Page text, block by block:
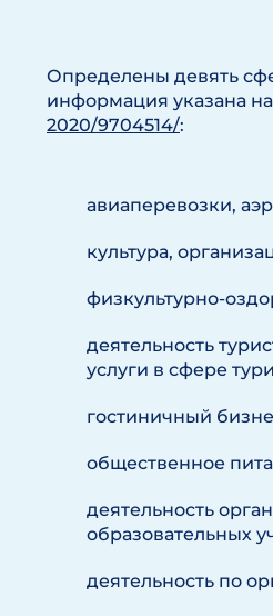
Определены девять
информация указана
2020/9704514/:
авиаперевозки,
культура,
физкультурно-
деятельность
услуги в сфере
гостиничный
общественное
деятельность
образовательных
деятельность по